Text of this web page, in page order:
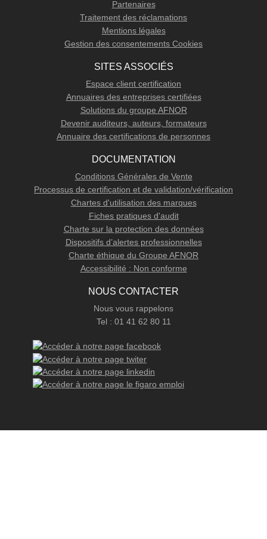
Partenaires
Traitement des réclamations
Mentions légales
Gestion des consentements Cookies
SITES ASSOCIÉS
Espace client certification
Annuaires des entreprises certifiées
Solutions du groupe AFNOR
Devenir auditeurs, auteurs, formateurs
Annuaire des certifications de personnes
DOCUMENTATION
Conditions Générales de Vente
Processus de certification et de validation/vérification
Chartes d'utilisation des marques
Fiches pratiques d'audit
Charte sur la protection des données
Dispositifs d’alertes professionnelles
Charte éthique du Groupe AFNOR
Accessibilité : Non conforme
NOUS CONTACTER
Nous vous rappelons
Tel : 01 41 62 80 11